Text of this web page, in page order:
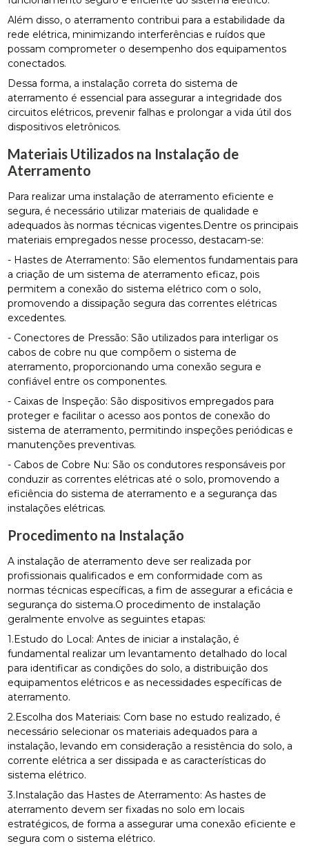
Além disso, o aterramento contribui para a estabilidade da
rede elétrica, minimizando interferências e ruídos que
possam comprometer o desempenho dos equipamentos
conectados.
Dessa forma, a instalação correta do sistema de
aterramento é essencial para assegurar a integridade dos
circuitos elétricos, prevenir falhas e prolongar a vida útil dos
dispositivos eletrônicos.
Materiais Utilizados na Instalação de
Aterramento
Para realizar uma instalação de aterramento eficiente e
segura, é necessário utilizar materiais de qualidade e
adequados às normas técnicas vigentes.Dentre os principais
materiais empregados nesse processo, destacam-se:
- Hastes de Aterramento: São elementos fundamentais para
a criação de um sistema de aterramento eficaz, pois
permitem a conexão do sistema elétrico com o solo,
promovendo a dissipação segura das correntes elétricas
excedentes.
- Conectores de Pressão: São utilizados para interligar os
cabos de cobre nu que compõem o sistema de
aterramento, proporcionando uma conexão segura e
confiável entre os componentes.
- Caixas de Inspeção: São dispositivos empregados para
proteger e facilitar o acesso aos pontos de conexão do
sistema de aterramento, permitindo inspeções periódicas e
manutenções preventivas.
- Cabos de Cobre Nu: São os condutores responsáveis por
conduzir as correntes elétricas até o solo, promovendo a
eficiência do sistema de aterramento e a segurança das
instalações elétricas.
Procedimento na Instalação
A instalação de aterramento deve ser realizada por
profissionais qualificados e em conformidade com as
normas técnicas específicas, a fim de assegurar a eficácia e
segurança do sistema.O procedimento de instalação
geralmente envolve as seguintes etapas:
1.Estudo do Local: Antes de iniciar a instalação, é
fundamental realizar um levantamento detalhado do local
para identificar as condições do solo, a distribuição dos
equipamentos elétricos e as necessidades específicas de
aterramento.
2.Escolha dos Materiais: Com base no estudo realizado, é
necessário selecionar os materiais adequados para a
instalação, levando em consideração a resistência do solo, a
corrente elétrica a ser dissipada e as características do
sistema elétrico.
3.Instalação das Hastes de Aterramento: As hastes de
aterramento devem ser fixadas no solo em locais
estratégicos, de forma a assegurar uma conexão eficiente e
segura com o sistema elétrico.